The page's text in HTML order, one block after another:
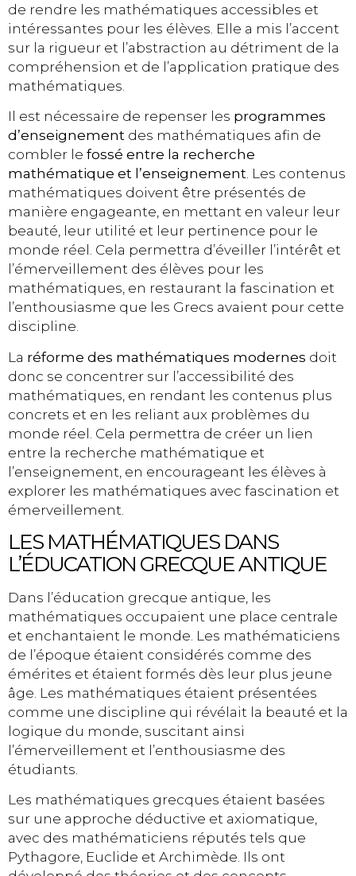
de rendre les mathématiques accessibles et
intéressantes pour les élèves. Elle a mis l’accent
sur la rigueur et l’abstraction au détriment de la
compréhension et de l’application pratique des
mathématiques.
Il est nécessaire de repenser les programmes
d’enseignement des mathématiques afin de
combler le fossé entre la recherche
mathématique et l’enseignement. Les contenus
mathématiques doivent être présentés de
manière engageante, en mettant en valeur leur
beauté, leur utilité et leur pertinence pour le
monde réel. Cela permettra d’éveiller l’intérêt et
l’émerveillement des élèves pour les
mathématiques, en restaurant la fascination et
l’enthousiasme que les Grecs avaient pour cette
discipline.
La réforme des mathématiques modernes doit
donc se concentrer sur l’accessibilité des
mathématiques, en rendant les contenus plus
concrets et en les reliant aux problèmes du
monde réel. Cela permettra de créer un lien
entre la recherche mathématique et
l’enseignement, en encourageant les élèves à
explorer les mathématiques avec fascination et
émerveillement.
LES MATHÉMATIQUES DANS
L’ÉDUCATION GRECQUE ANTIQUE
Dans l’éducation grecque antique, les
mathématiques occupaient une place centrale
et enchantaient le monde. Les mathématiciens
de l’époque étaient considérés comme des
émérites et étaient formés dès leur plus jeune
âge. Les mathématiques étaient présentées
comme une discipline qui révélait la beauté et la
logique du monde, suscitant ainsi
l’émerveillement et l’enthousiasme des
étudiants.
Les mathématiques grecques étaient basées
sur une approche déductive et axiomatique,
avec des mathématiciens réputés tels que
Pythagore, Euclide et Archimède. Ils ont